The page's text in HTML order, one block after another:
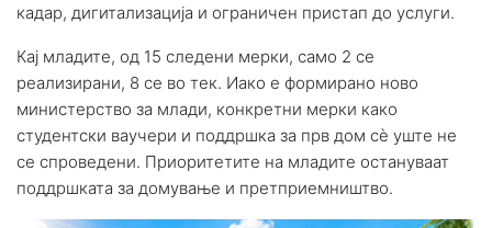
кадар, дигитализација и ограничен пристап до услуги.
Кај младите, од 15 следени мерки, само 2 се
реализирани, 8 се во тек. Иако е формирано ново
министерство за млади, конкретни мерки како
студентски ваучери и поддршка за прв дом сè уште не
се спроведени. Приоритетите на младите остануваат
поддршката за домување и претприемништво.